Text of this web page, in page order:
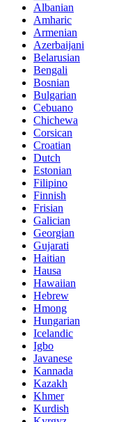
Albanian
Amharic
Armenian
Azerbaijani
Belarusian
Bengali
Bosnian
Bulgarian
Cebuano
Chichewa
Corsican
Croatian
Dutch
Estonian
Filipino
Finnish
Frisian
Galician
Georgian
Gujarati
Haitian
Hausa
Hawaiian
Hebrew
Hmong
Hungarian
Icelandic
Igbo
Javanese
Kannada
Kazakh
Khmer
Kurdish